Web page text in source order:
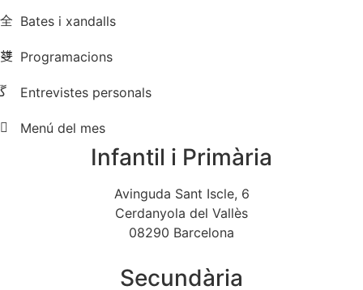
Bates i xandalls
Programacions
Entrevistes personals
Menú del mes
Infantil i Primària
Avinguda Sant Iscle, 6
Cerdanyola del Vallès
08290 Barcelona
Secundària